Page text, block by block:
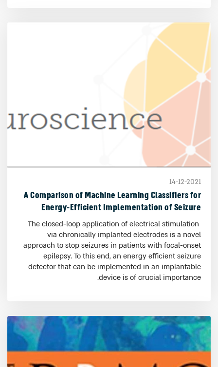
14-12-2021
A Comparison of Machine Learning Classifiers for
Energy-Efficient Implementation of Seizure
Detection
The closed-loop application of electrical stimulation
via chronically implanted electrodes is a novel
approach to stop seizures in patients with focal-onset
epilepsy. To this end, an energy efficient seizure
detector that can be implemented in an implantable
device is of crucial importance.